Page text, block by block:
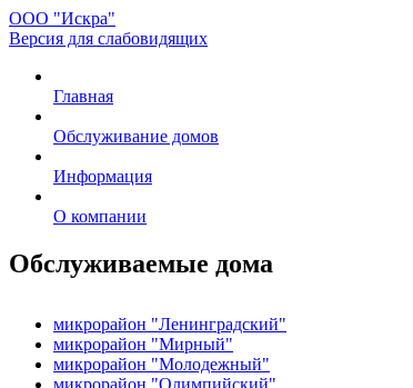
ООО "Искра"
Версия для слабовидящих
Главная
Обслуживание домов
Информация
О компании
Обслуживаемые дома
микрорайон "Ленинградский"
микрорайон "Мирный"
микрорайон "Молодежный"
микрорайон "Олимпийский"